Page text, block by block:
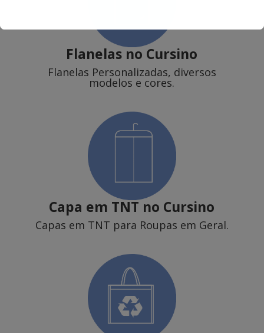
Flanelas no Cursino
Flanelas Personalizadas, diversos
modelos e cores.
Capa em TNT no Cursino
Capas em TNT para Roupas em Geral.